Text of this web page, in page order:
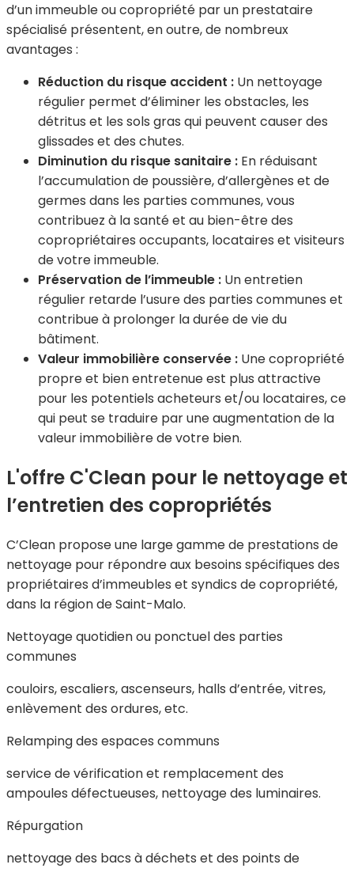
d’un immeuble ou copropriété par un prestataire
spécialisé présentent, en outre, de nombreux
avantages :
Réduction du risque accident : Un nettoyage
régulier permet d’éliminer les obstacles, les
détritus et les sols gras qui peuvent causer des
glissades et des chutes.
Diminution du risque sanitaire : En réduisant
l’accumulation de poussière, d’allergènes et de
germes dans les parties communes, vous
contribuez à la santé et au bien-être des
copropriétaires occupants, locataires et visiteurs
de votre immeuble.
Préservation de l’immeuble : Un entretien
régulier retarde l’usure des parties communes et
contribue à prolonger la durée de vie du
bâtiment.
Valeur immobilière conservée : Une copropriété
propre et bien entretenue est plus attractive
pour les potentiels acheteurs et/ou locataires, ce
qui peut se traduire par une augmentation de la
valeur immobilière de votre bien.
L'offre C'Clean pour le nettoyage et
l’entretien des copropriétés
C’Clean propose une large gamme de prestations de
nettoyage pour répondre aux besoins spécifiques des
propriétaires d’immeubles et syndics de copropriété,
dans la région de Saint-Malo.
Nettoyage quotidien ou ponctuel des parties
communes
couloirs, escaliers, ascenseurs, halls d’entrée, vitres,
enlèvement des ordures, etc.
Relamping des espaces communs
service de vérification et remplacement des
ampoules défectueuses, nettoyage des luminaires.
Répurgation
nettoyage des bacs à déchets et des points de